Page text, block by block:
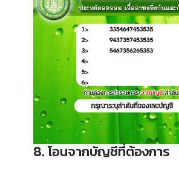
8. โอนจากบัญชีที่ต้องการ